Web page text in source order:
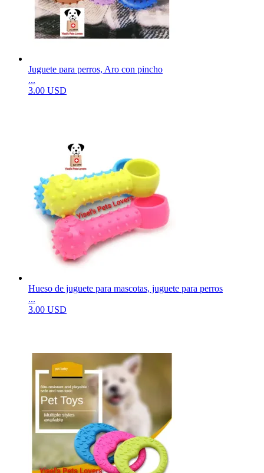
Juguete para perros, Aro con pincho
...
3.00 USD
Hueso de juguete para mascotas, juguete para perros
...
3.00 USD